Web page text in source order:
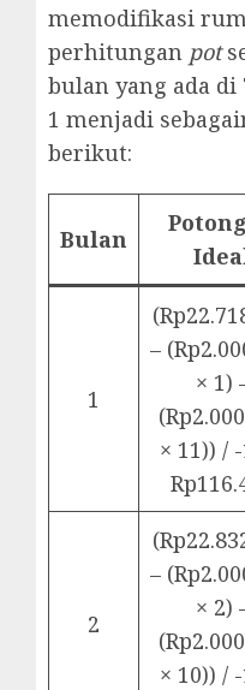
memodifikasi
perhitungan pot
bulan yang ada di
1 menjadi
berikut:
Bulan
1
–
× 1)
× 11)) /
2
–
× 2)
× 10)) /